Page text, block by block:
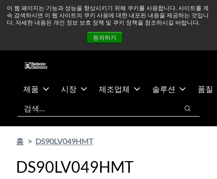
이 웹 페이지는 기능과 성능을 향상시키기 위해 쿠키를 사용합니다. 사이트를 계
속 검색하시면 이 웹 사이트의 쿠키 사용에 대한 내포된 내용을 제공하는 것입니
다. 자세한 내용은 개인 정보 보호 정책 및 쿠키 정책을 참조하시길 바랍니다.
동의하기
츠
건
중동 지역 상황을 지속적으로 주시하고 있으며, 모든 서비스는
정상적으로 운영되고 있습니다. 더 읽어보기 →
뉴스
문의하기
제품 시장 제조업체 솔루션
품질
검색
검색
홈 DS90LV049HMT
DS90LV049HMT